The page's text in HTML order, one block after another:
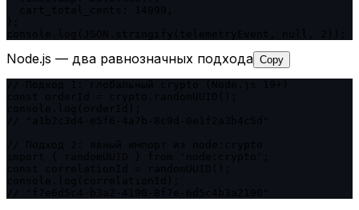
Node.js — два равнозначных подхода Copy